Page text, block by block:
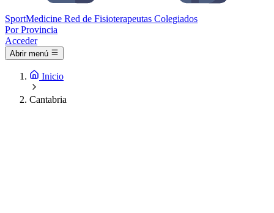
SportMedicine Red de Fisioterapeutas Colegiados
Por Provincia
Acceder
Abrir menú
Inicio
Cantabria